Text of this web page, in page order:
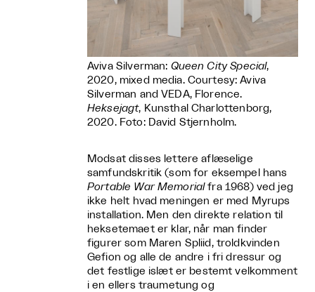
Aviva Silverman: Queen City Special,
2020, mixed media. Courtesy: Aviva
Silverman and VEDA, Florence.
Heksejagt, Kunsthal Charlottenborg,
2020. Foto: David Stjernholm.
Modsat disses lettere aflæselige
samfundskritik (som for eksempel hans
Portable War Memorialfra 1968) ved jeg
ikke helt hvad meningen er med Myrups
installation. Men den direkte relation til
heksetemaet er klar, når man finder
figurer som Maren Spliid, troldkvinden
Gefion og alle de andre i fri dressur og
det festlige islæt er bestemt velkomment
i en ellers traumetung og